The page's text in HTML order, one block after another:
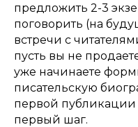
предложить 2-3
поговорить (на
встречи с
пусть вы не
уже начинаете
писательскую
первой публикации
первый шаг.